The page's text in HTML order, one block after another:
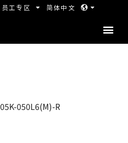
员工专区 简体中文
050L6(M)-R